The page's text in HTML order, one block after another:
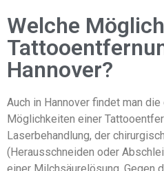
Welche
Hannover?
Auch in Hannover findet man
Möglichkeiten einer
Laserbehandlung, der
(Herausschneiden oder